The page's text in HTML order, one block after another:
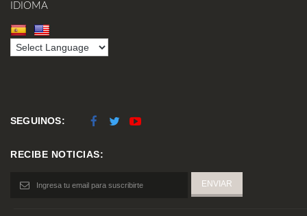
IDIOMA
SEGUINOS:
RECIBE NOTICIAS: